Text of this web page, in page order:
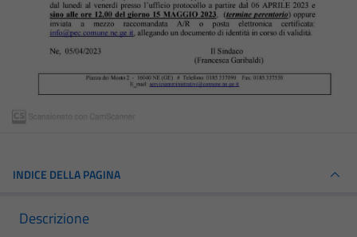
INDICE DELLA PAGINA
Descrizione